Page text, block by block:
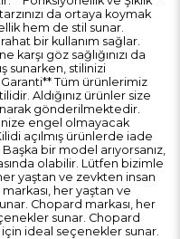
da ortaya koymak
hem de stil sunar.
bir kullanım sağlar.
karşı göz sağlığınızı da
sunarken, stilinizi
Tüm ürünlerimiz
Aldığınız ürünler size
gönderilmektedir.
engel olmayacak
açılmış ürünlerde iade
bir model arıyorsanız,
olabilir. Lütfen bizimle
yaştan ve zevkten insan
her yaştan ve
Chopard markası, her
sunar. Chopard
ideal seçenekler sunar.